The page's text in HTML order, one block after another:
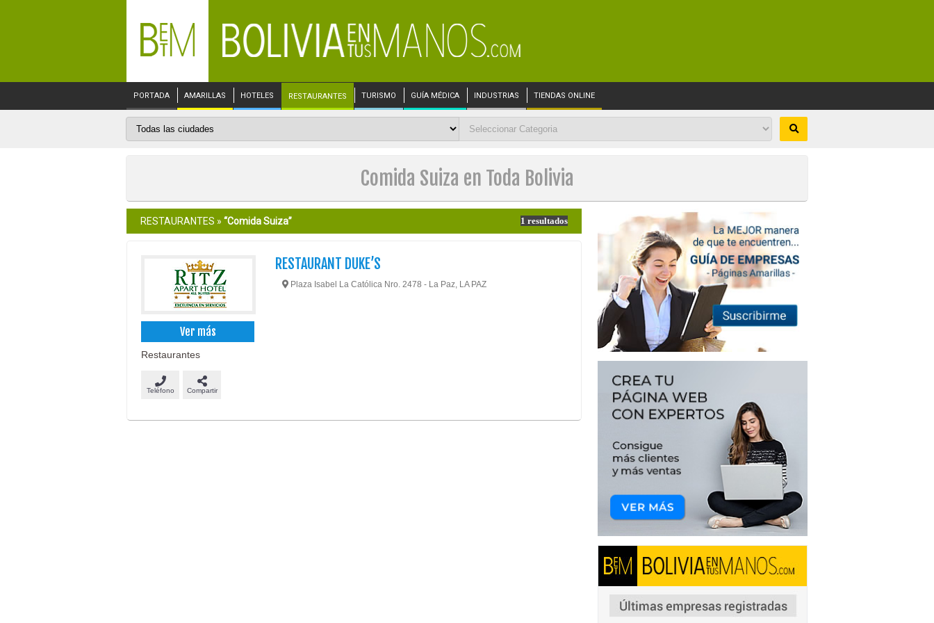
PORTADA AMARILLAS HOTELES RESTAURANTES TURISMO GUÍA MÉDICA INDUSTRIAS TIENDAS ONLINE
Comida Suiza en Toda Bolivia
RESTAURANTES » “Comida Suiza” 1 resultados
Ver más
RESTAURANT DUKE’S
Plaza Isabel La Católica Nro. 2478 - La Paz, LA PAZ
Restaurantes
Teléfono Compartir